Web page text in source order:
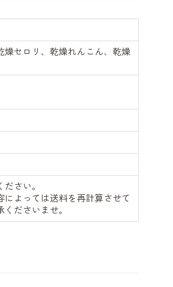
燥セロリ、乾燥れんこん、乾燥
さい。
よっては送料を再計算させて
ださいませ。